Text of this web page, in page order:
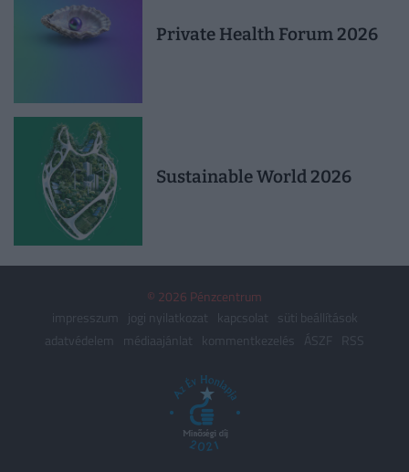
Private Health Forum 2026
Sustainable World 2026
© 2026 Pénzcentrum
impresszum
jogi nyilatkozat kapcsolat
süti beállítások
adatvédelem
médiaajánlat kommentkezelés ÁSZF RSS